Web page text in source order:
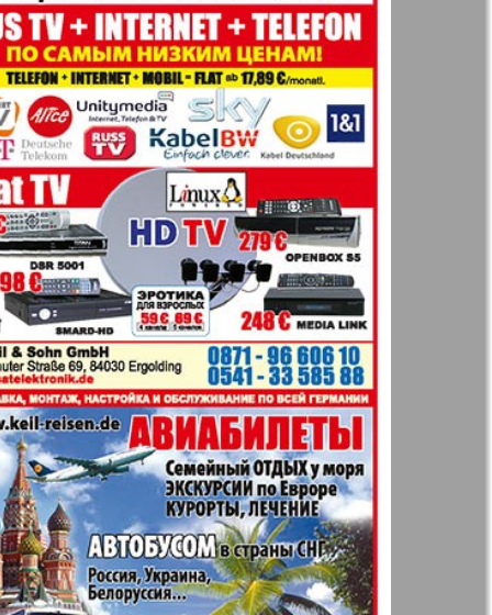
65 66
71 72
77 78
83 84
Wadim
Дом и семья
газета
Еврейская
панорама
Жизнь женщины
Идеальная фирма
Катюша
Крот в Германии